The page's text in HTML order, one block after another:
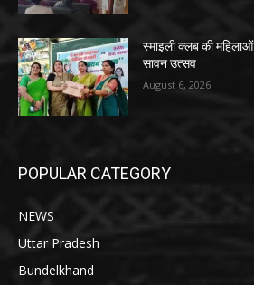
स्माइली क्लब की
सावन उत्सव
August 6, 2026
POPULAR CATEGORY
NEWS
Uttar Pradesh
Bundelkhand